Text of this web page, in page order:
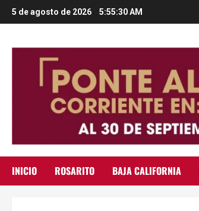
Saltar
al
5 de agosto de 2026 5:55:31 AM
INICIO ROSARITO BAJA CALIFORNIA